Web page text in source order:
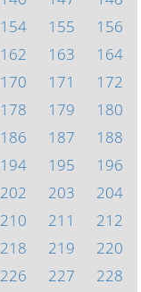
154 155
156
162 163
164
170 171
172
178 179
180
186 187
188
194 195
196
202 203
204
210 211
212
218 219
220
226 227
228